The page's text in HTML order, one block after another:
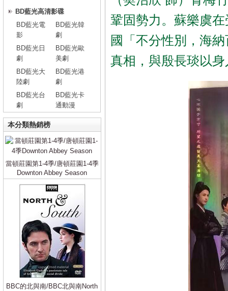
鞏固勢力。蘇樂虞
國「不分性別，海
真相，與殷長琰以
BD藍光高清影碟
BD藍光電
影
BD藍光韓
劇
BD藍光日
劇
BD藍光歐
美劇
BD藍光大
陸劇
BD藍光港
劇
BD藍光台
劇
BD藍光卡
通動漫
本分類熱銷榜
當頓莊園第1-4季/唐頓莊園1-4季
Downton Abbey Season
BBC的北與南/BBC北與南North